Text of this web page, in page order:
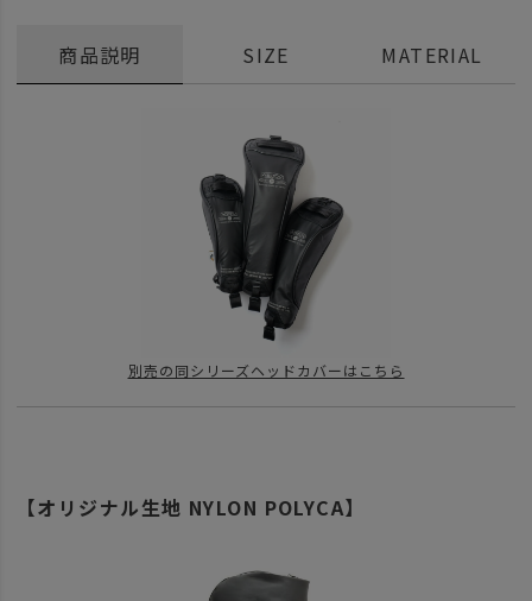
商品説明
別売の同シリーズヘッドカバーはこちら
【オリジナル生地 NYLON POLYCA】
SIZE MATERIAL